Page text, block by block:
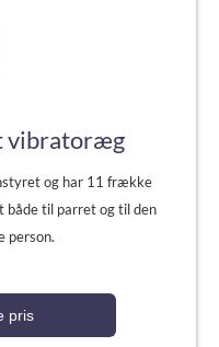
vibratoræg
og har 11 frække
både til parret og til den
person.
pris